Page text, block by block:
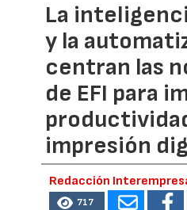
La
y la
centran las
de EFI para
impresión
Redacción
717